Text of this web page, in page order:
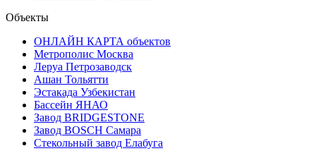
Объекты
ОНЛАЙН КАРТА объектов
Метрополис Москва
Леруа Петрозаводск
Ашан Тольятти
Эстакада Узбекистан
Бассейн ЯНАО
Завод BRIDGESTONE
Завод BOSCH Самара
Стекольный завод Елабуга